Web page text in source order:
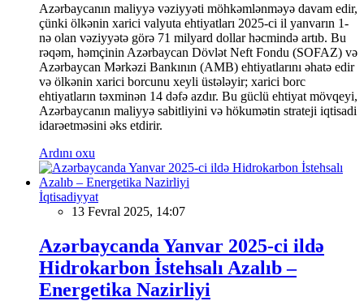
Azərbaycanın maliyyə vəziyyəti möhkəmlənməyə davam edir,
çünki ölkənin xarici valyuta ehtiyatları 2025-ci il yanvarın 1-
nə olan vəziyyətə görə 71 milyard dollar həcmində artıb. Bu
rəqəm, həmçinin Azərbaycan Dövlət Neft Fondu (SOFAZ) və
Azərbaycan Mərkəzi Bankının (AMB) ehtiyatlarını əhatə edir
və ölkənin xarici borcunu xeyli üstələyir; xarici borc
ehtiyatların təxminən 14 dəfə azdır. Bu güclü ehtiyat mövqeyi,
Azərbaycanın maliyyə sabitliyini və hökumətin strateji iqtisadi
idarəetməsini əks etdirir.
Ardını oxu
İqtisadiyyat
13 Fevral 2025, 14:07
Azərbaycanda Yanvar 2025-ci ildə
Hidrokarbon İstehsalı Azalıb –
Energetika Nazirliyi